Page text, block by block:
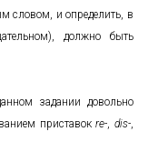
словом, и определить, в
должно быть
задании довольно
приставокre-,dis-,